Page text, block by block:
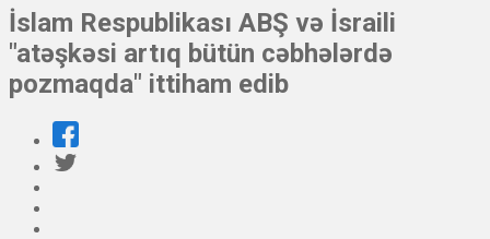
İslam Respublikası ABŞ və İsraili
"atəşkəsi artıq bütün cəbhələrdə
pozmaqda" ittiham edib